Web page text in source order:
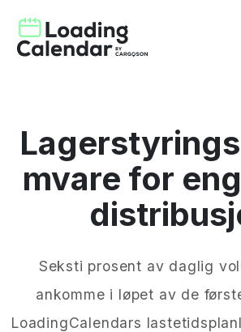
mvare for
Seksti prosent av daglig
ankomme i løpet av de
LoadingCalendars